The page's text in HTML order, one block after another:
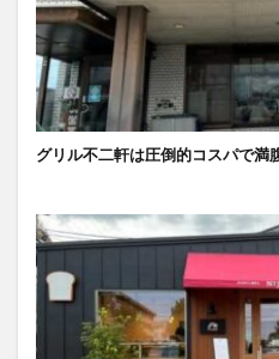
グリル不二軒は圧倒的コスパで満